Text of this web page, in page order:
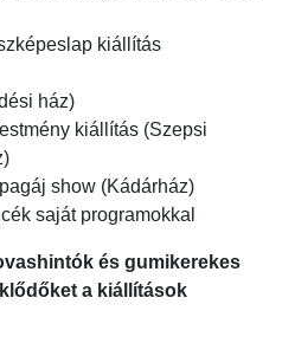
kiállítás
ház)
kiállítás (Szepsi
show (Kádárház)
saját programokkal
és gumikerekes
a kiállítások